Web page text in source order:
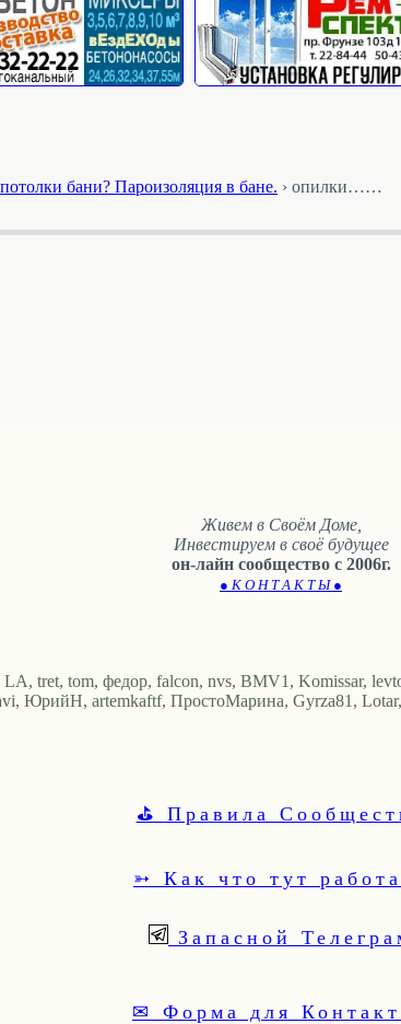
бани? Пароизоляция в бане. › опилки……
Живем в Своём Доме,
Инвестируем в своё будущее
он-лайн сообщество с 2006г.
● К О Н Т А К Т Ы ●
tret, tom, федор, falcon, nvs, BMV1, Komissar,
ЮрийН, artemkaftf, ПростоМарина, Gyrza81,
⛳ Правила
➳ Как что тут
Запасной
✉ Форма для